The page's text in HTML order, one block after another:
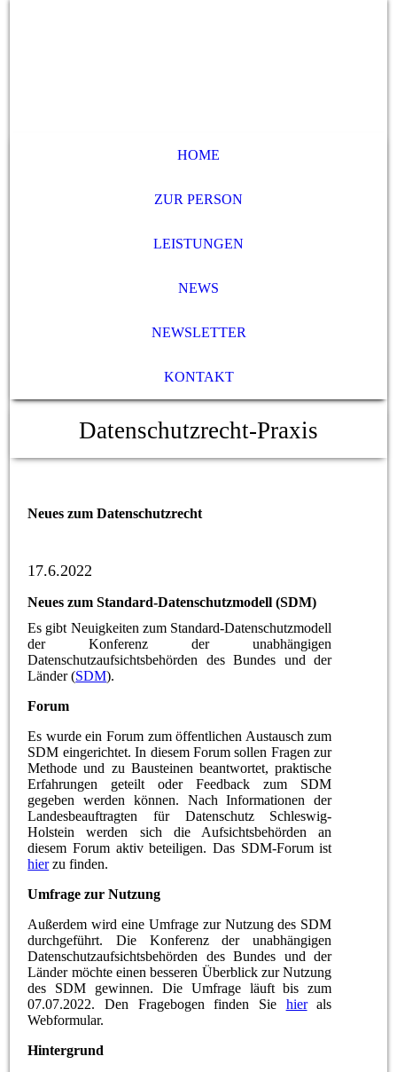
HOME
ZUR PERSON
LEISTUNGEN
NEWS
NEWSLETTER
KONTAKT
Datenschutzrecht-Praxis
Neues zum Datenschutzrecht
17.6.2022
Neues zum Standard-Datenschutzmodell (SDM)
Es gibt Neuigkeiten zum Standard-Datenschutzmodell
der Konferenz der unabhängigen
Datenschutzaufsichtsbehörden des Bundes und der
Länder (SDM).
Forum
Es wurde ein Forum zum öffentlichen Austausch zum
SDM eingerichtet. In diesem Forum sollen Fragen zur
Methode und zu Bausteinen beantwortet, praktische
Erfahrungen geteilt oder Feedback zum SDM
gegeben werden können. Nach Informationen der
Landesbeauftragten für Datenschutz Schleswig-
Holstein werden sich die Aufsichtsbehörden an
diesem Forum aktiv beteiligen. Das SDM-Forum ist
hierzu finden.
Umfrage zur Nutzung
Außerdem wird eine Umfrage zur Nutzung des SDM
durchgeführt. Die Konferenz der unabhängigen
Datenschutzaufsichtsbehörden des Bundes und der
Länder möchte einen besseren Überblick zur Nutzung
des SDM gewinnen. Die Umfrage läuft bis zum
07.07.2022. Den Fragebogen finden Sie hierals
Webformular.
Hintergrund